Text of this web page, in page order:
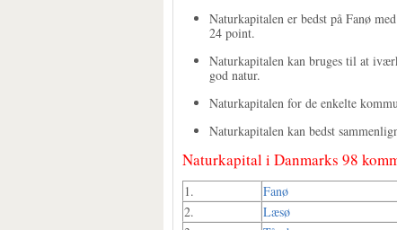
Naturkapitalen er bedst på Fanø
24 point.
Naturkapitalen kan bruges til at
god natur.
Naturkapitalen for de enkelte
Naturkapitalen kan bedst
Naturkapital i Danmarks 98
1. Fanø
2.
Læsø